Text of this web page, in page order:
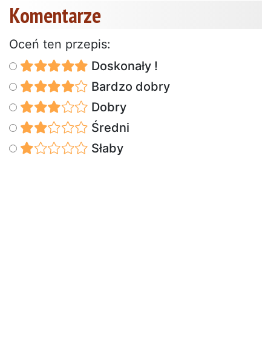
Komentarze
Oceń ten przepis:
Doskonały !
Bardzo dobry
Dobry
Średni
Słaby